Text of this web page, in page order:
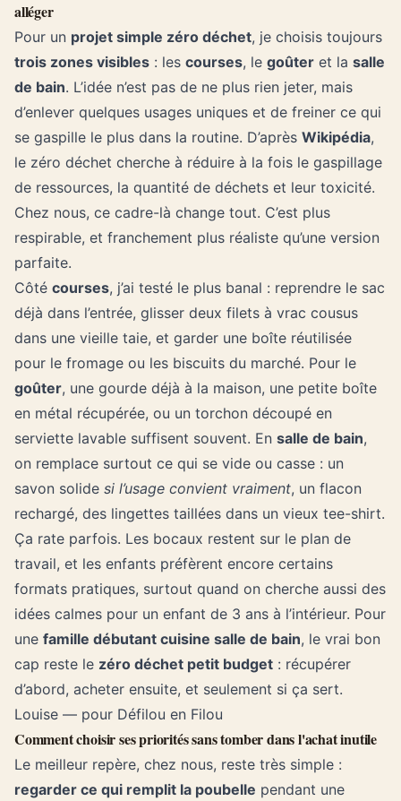
alléger
Pour un projet simple zéro déchet, je choisis toujours
trois zones visibles : les courses, le goûter et la salle
de bain. L’idée n’est pas de ne plus rien jeter, mais
d’enlever quelques usages uniques et de freiner ce qui
se gaspille le plus dans la routine. D’après Wikipédia,
le zéro déchet cherche à réduire à la fois le gaspillage
de ressources, la quantité de déchets et leur toxicité.
Chez nous, ce cadre-là change tout. C’est plus
respirable, et franchement plus réaliste qu’une version
parfaite.
Côté courses, j’ai testé le plus banal : reprendre le sac
déjà dans l’entrée, glisser deux filets à vrac cousus
dans une vieille taie, et garder une boîte réutilisée
pour le fromage ou les biscuits du marché. Pour le
goûter, une gourde déjà à la maison, une petite boîte
en métal récupérée, ou un torchon découpé en
serviette lavable suffisent souvent. En salle de bain,
on remplace surtout ce qui se vide ou casse : un
savon solide si l’usage convient vraiment, un flacon
rechargé, des lingettes taillées dans un vieux tee-shirt.
Ça rate parfois. Les bocaux restent sur le plan de
travail, et les enfants préfèrent encore certains
formats pratiques, surtout quand on cherche aussi des
idées calmes pour un enfant de 3 ans à l’intérieur. Pour
une famille débutant cuisine salle de bain, le vrai bon
cap reste le zéro déchet petit budget : récupérer
d’abord, acheter ensuite, et seulement si ça sert.
Louise — pour Défilou en Filou
Comment choisir ses priorités sans tomber dans l'achat inutile
Le meilleur repère, chez nous, reste très simple :
regarder ce qui remplit la poubelle pendant une